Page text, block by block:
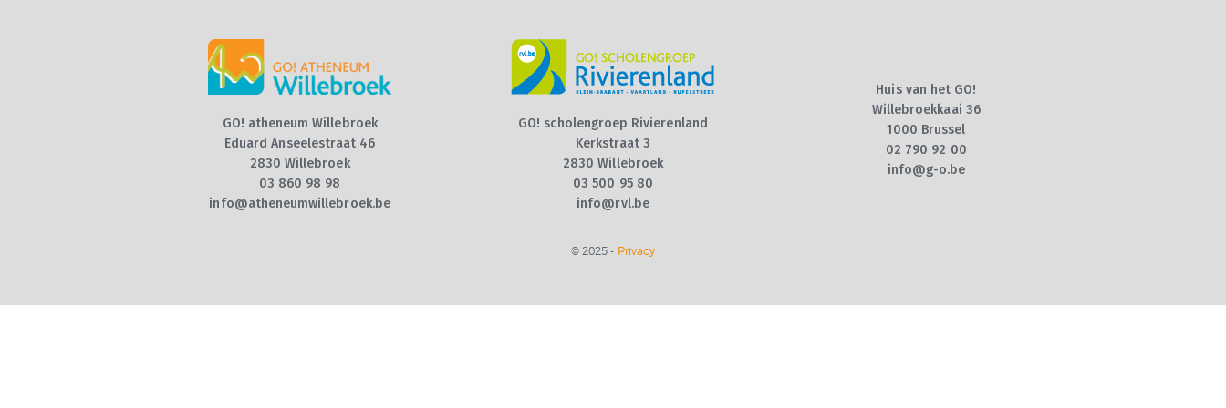
2026 – 2027 +
VOLZETVERKLARINGEN
CONTACT
GO! atheneum Willebroek
Eduard Anseelestraat 46
2830 Willebroek
03 860 98 98
info@atheneumwillebroek.be
GO! scholengroep Rivierenland
Kerkstraat 3
2830 Willebroek
03 500 95 80
info@rvl.be
Huis van het GO!
Willebroekkaai 36
1000 Brussel
02 790 92 00
info@g-o.be
© 2025 - Privacy